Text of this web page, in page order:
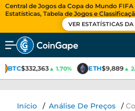
Central de Jogos da Copa do Mundo
Estatísticas, Tabela de Jogos e
VER ESTATÍSTICAS
BTC$332,363▲ 1.70% ETH$9,889▲
Início / Análise De Preços /